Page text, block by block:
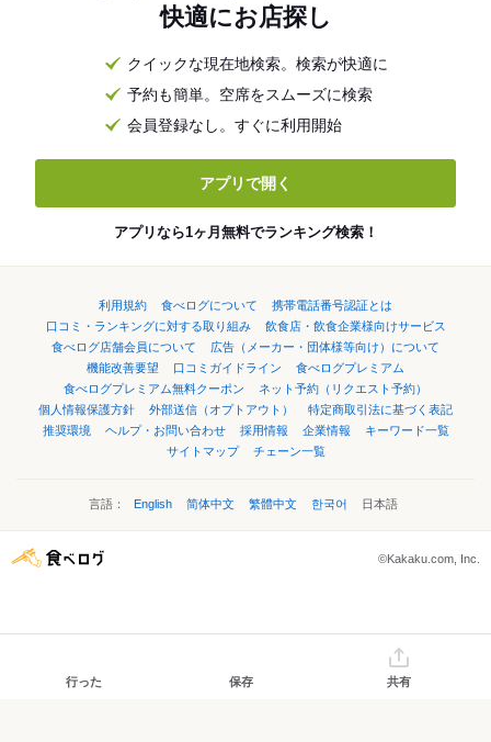
快適にお店探し
クイックな現在地検索。検索が快適に
予約も簡単。空席をスムーズに検索
会員登録なし。すぐに利用開始
アプリで開く
アプリなら1ヶ月無料でランキング検索！
利用規約 食べログについて
携帯電話番号認証とは
口コミ・ランキングに対する取り組み
飲食店・飲食企業様向けサービス
食べログ店舗会員について
広告（メーカー・団体様等向け）について
機能改善要望
口コミガイドライン
食べログプレミアム
食べログプレミアム無料クーポン
ネット予約（リクエスト予約）
個人情報保護方針
外部送信（オプトアウト）
特定商取引法に基づく表記
推奨環境
ヘルプ・お問い合わせ 採用情報 企業情報
キーワード一覧
サイトマップ
チェーン一覧
言語： English 简体中文 繁體中文 한국어 日本語
©Kakaku.com, Inc.
行った 保存 共有